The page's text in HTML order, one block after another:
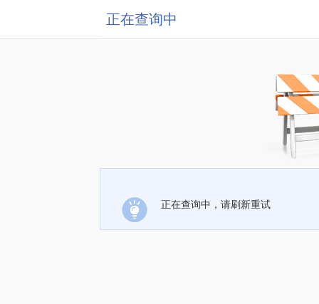
正在查询中
正在查询中，请刷新重试